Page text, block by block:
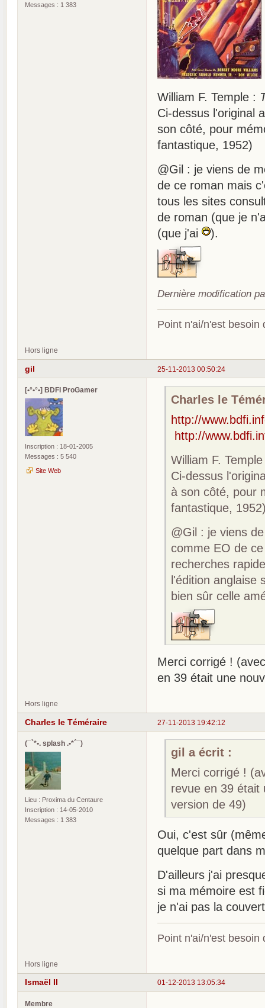
Messages : 1 383
William F. Temple :
Ci-dessus l'original
son côté, pour
fantastique, 1952)
@Gil : je viens de
de ce roman mais
tous les sites
de roman (que je
(que j'ai
).
Dernière modification
Point n'ai/n'est besoin
Hors ligne
25-11-2013 00:50:24
gil
[•°•°•] BDFI ProGamer
Inscription : 18-01-2005
Messages : 5 540
Site Web
Charles le
http://
http://
William F.
Ci-dessus
à son côté, pour
fantastique,
@Gil : je viens
comme EO de
recherches
l'édition anglaise
bien sûr celle
Merci corrigé !
en 39 était une
Hors ligne
27-11-2013 19:42:12
Charles le Téméraire
(¯`*•. splash .•*´¯)
Lieu : Proxima du Centaure
Inscription : 14-05-2010
Messages : 1 383
gil a écrit :
Merci corrigé !
revue en 39 était
version de 49)
Oui, c'est sûr
quelque part dans
D'ailleurs j'ai
si ma mémoire est
je n'ai pas la
Point n'ai/n'est besoin
Hors ligne
01-12-2013 13:05:34
Ismaël II
Membre